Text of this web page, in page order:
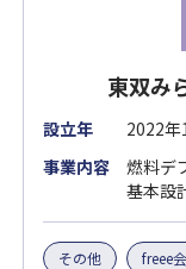
東双み
設立年
2022年
事業内容
燃料デ
基本設
その他 freee